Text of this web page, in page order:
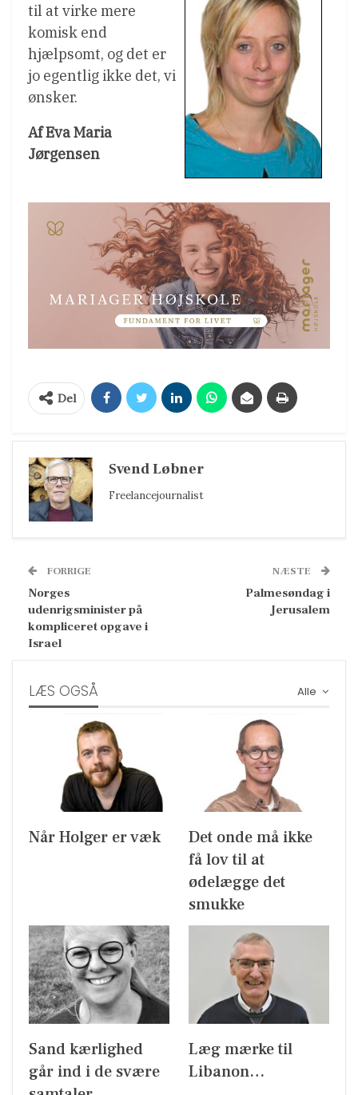
til at virke mere
komisk end
hjælpsomt, og det er
jo egentlig ikke det, vi
ønsker.
Af Eva Maria
Jørgensen
Del
Svend Løbner
Freelancejournalist
FORRIGE
Norges
udenrigsminister på
kompliceret opgave i
Israel
NÆSTE
Palmesøndag i
Jerusalem
Alle
LÆS OGSÅ
Når Holger er væk
Det onde må ikke
få lov til at
ødelægge det
smukke
Sand kærlighed
går ind i de svære
Læg mærke til
Libanon…